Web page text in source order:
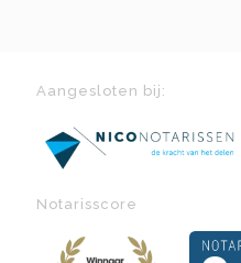
Aangesloten bij:
Notarisscore